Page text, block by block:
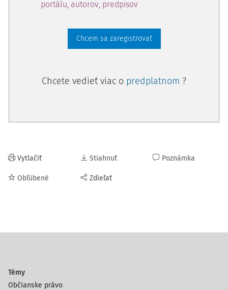
portálu, autorov, predpisov
Chcem sa zaregistrovať
Chcete vedieť viac o predplatnom ?
Vytlačiť
Obľúbené
Stiahnuť
Zdieľať
Poznámka
Témy
Občianske právo